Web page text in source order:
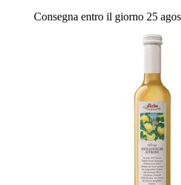
Consegna entro il giorno 25